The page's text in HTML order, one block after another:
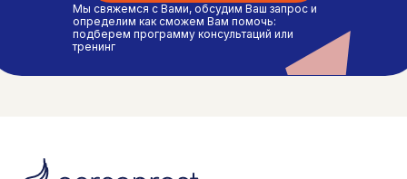
Мы свяжемся с Вами, обсудим Ваш запрос и
определим как сможем Вам помочь:
подберем программу консультаций или
тренинг